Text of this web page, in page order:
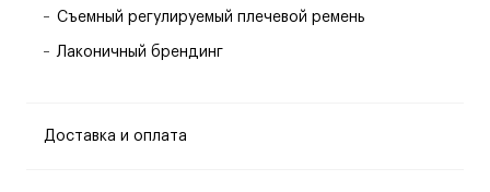
Съемный регулируемый плечевой ремень
Лаконичный брендинг
Доставка и оплата